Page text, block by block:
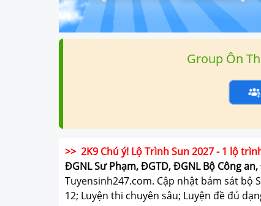
Group Ôn
>> 2K9 Chú ý! Lộ Trình Sun 2027 - 1 lộ
ĐGNL Sư Phạm, ĐGTD, ĐGNL Bộ Công
Tuyensinh247.com. Cập nhật bám sát bộ
12; Luyện thi chuyên sâu; Luyện đề đủ